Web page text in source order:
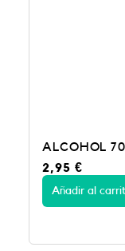
ALCOHOL
2,95 €
Añadir al